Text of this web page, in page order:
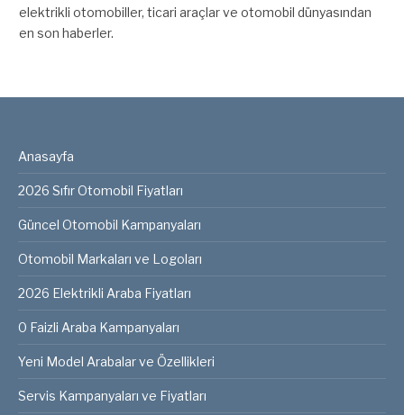
elektrikli otomobiller, ticari araçlar ve otomobil dünyasından
en son haberler.
Anasayfa
2026 Sıfır Otomobil Fiyatları
Güncel Otomobil Kampanyaları
Otomobil Markaları ve Logoları
2026 Elektrikli Araba Fiyatları
0 Faizli Araba Kampanyaları
Yeni Model Arabalar ve Özellikleri
Servis Kampanyaları ve Fiyatları